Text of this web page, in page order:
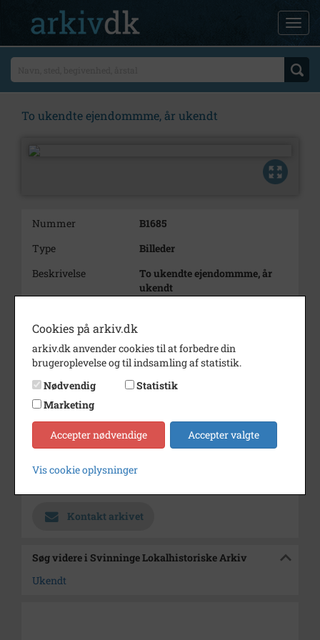
To ukendte ejendommme, år ukendt
Nummer
B1685
Type
Billeder
Beskrivelse
To ukendte ejendommme, år
ukendt
Svinninge, men det passer ikke
med porten til laden eller med
havens og vejens placering.
Periode
1900 - 1960
Dateringsnote
år ukendt
Fotograf
Ukendt
Arkiv
Kontakt arkivet
Søg videre i Svinninge Lokalhistoriske Arkiv
Ukendt
Cookies på arkiv.dk
arkiv.dk anvender cookies til at forbedre din
brugeroplevelse og til indsamling af statistik.
Nødvendig
Statistik
Marketing
Accepter nødvendige Accepter valgte
Vis cookie oplysninger